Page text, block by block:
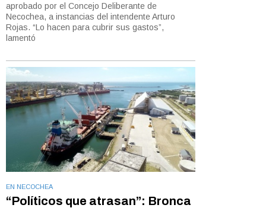
aprobado por el Concejo Deliberante de
Necochea, a instancias del intendente Arturo
Rojas. “Lo hacen para cubrir sus gastos”,
lamentó
EN NECOCHEA
“Políticos que atrasan”: Bronca